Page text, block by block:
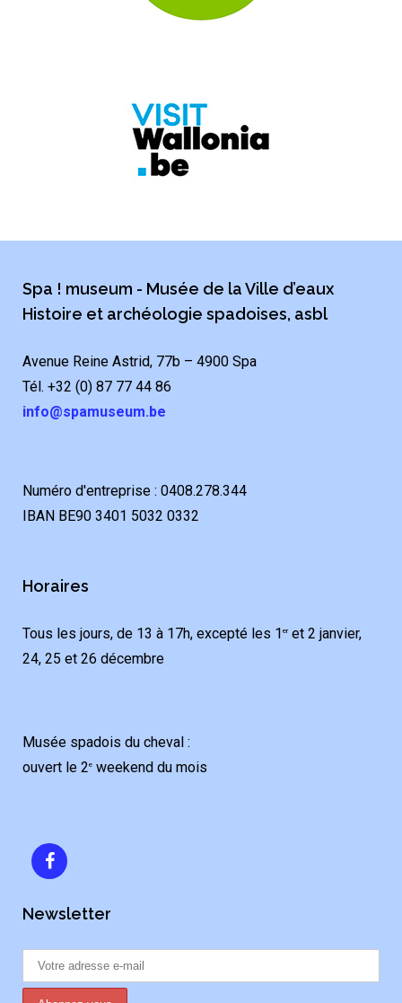
Spa ! museum - Musée de la Ville d’eaux
Histoire et archéologie spadoises, asbl
Avenue Reine Astrid, 77b – 4900 Spa
Tél. +32 (0) 87 77 44 86
info@spamuseum.be
Numéro d'entreprise : 0408.278.344
IBAN BE90 3401 5032 0332
Horaires
Tous les jours, de 13 à 17h, excepté les 1 eret 2 janvier,
24, 25 et 26 décembre
Musée spadois du cheval :
ouvert le 2e weekend du mois
Newsletter